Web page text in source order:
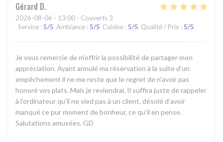
Gérard D
2026-08-06 - 13:00 - Couverts 3
Service : 5/5 Ambiance : 5/5 Cuisine : 5/5 Qualité / Prix : 5/5
Je vous remercie de m’offrir la possibilité de partager mon
appréciation. Ayant annulé ma réservation à la suite d’un
empêchement il ne me reste que le regret de n’avoir pas
honoré vos plats. Mais je reviendrai. Il suffira juste de rappeler
à l’ordinateur qu’il ne sied pas à un client, désolé d’avoir
manqué ce pur moment de bonheur, ce qu’il en pense.
Salutations amusées. GD